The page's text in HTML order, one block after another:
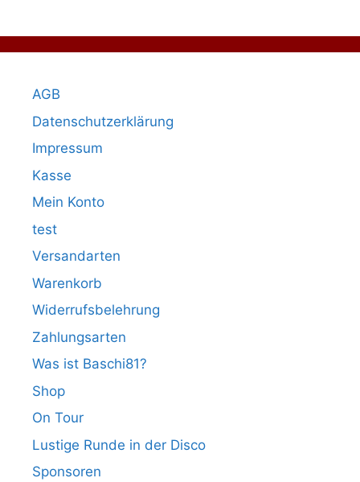
AGB
Datenschutzerklärung
Impressum
Kasse
Mein Konto
test
Versandarten
Warenkorb
Widerrufsbelehrung
Zahlungsarten
Was ist Baschi81?
Shop
On Tour
Lustige Runde in der Disco
Sponsoren